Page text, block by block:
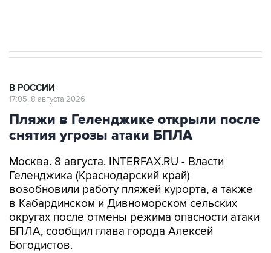
В РОССИИ
17:05, 8 августа 2026
Пляжи в Геленджике открыли после
снятия угрозы атаки БПЛА
Москва. 8 августа. INTERFAX.RU - Власти
Геленджика (Краснодарский край)
возобновили работу пляжей курорта, а также
в Кабардинском и Дивноморском сельских
округах после отмены режима опасности атаки
БПЛА, сообщил глава города Алексей
Богодистов.